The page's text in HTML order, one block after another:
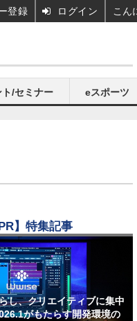
ト/セミナー eスポーツ
PR】特集記事
し、クリエイティブに集中
がもたらす開発環境の
登録 ログイン こん